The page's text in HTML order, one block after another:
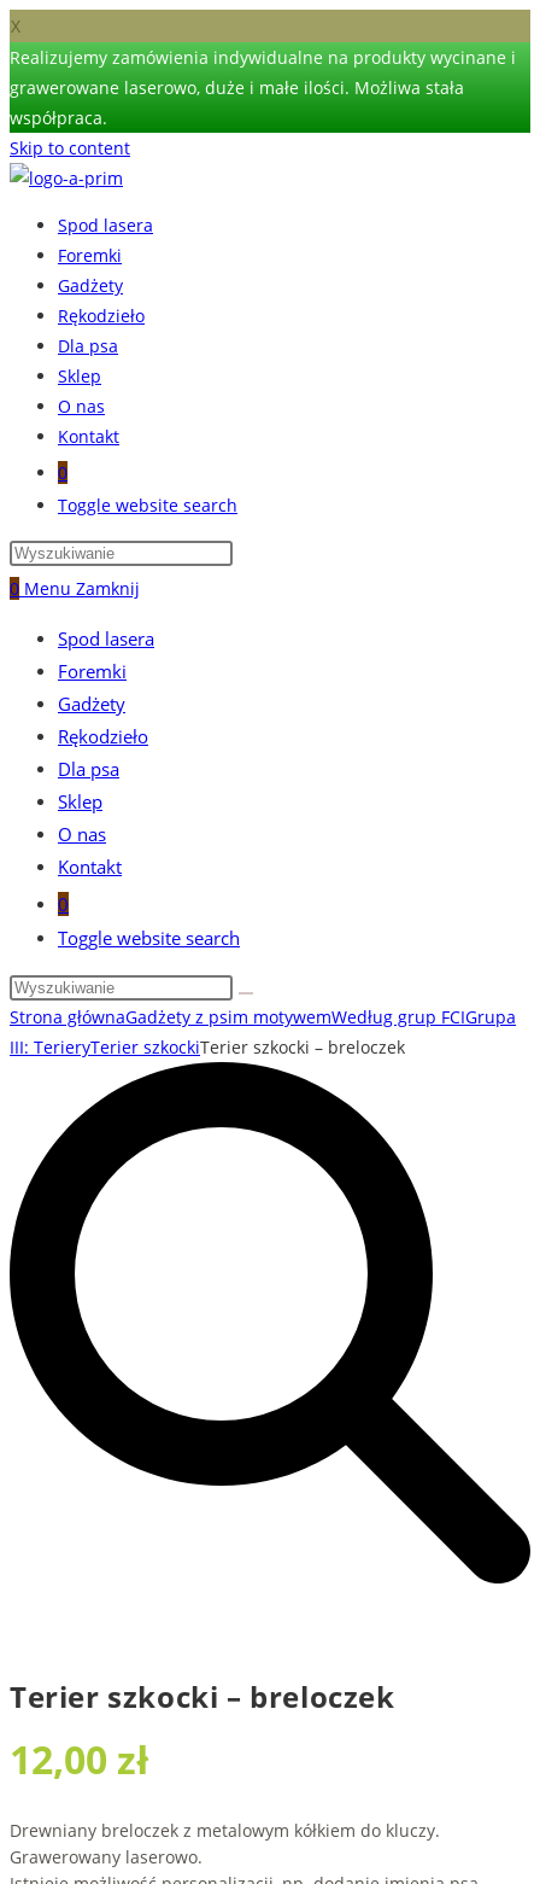
X
Realizujemy zamówienia indywidualne na produkty wycinane i
grawerowane laserowo, duże i małe ilości. Możliwa stała
współpraca.
Skip to content
Spod lasera
Foremki
Gadżety
Rękodzieło
Dla psa
Sklep
O nas
Kontakt
0
Toggle website search
0 Menu Zamknij
Spod lasera
Foremki
Gadżety
Rękodzieło
Dla psa
Sklep
O nas
Kontakt
0
Toggle website search
Strona głównaGadżety z psim motywemWedług grup FCIGrupa
III: TerieryTerier szkockiTerier szkocki – breloczek
Terier szkocki – breloczek
12,00 zł
Drewniany breloczek z metalowym kółkiem do kluczy.
Grawerowany laserowo.